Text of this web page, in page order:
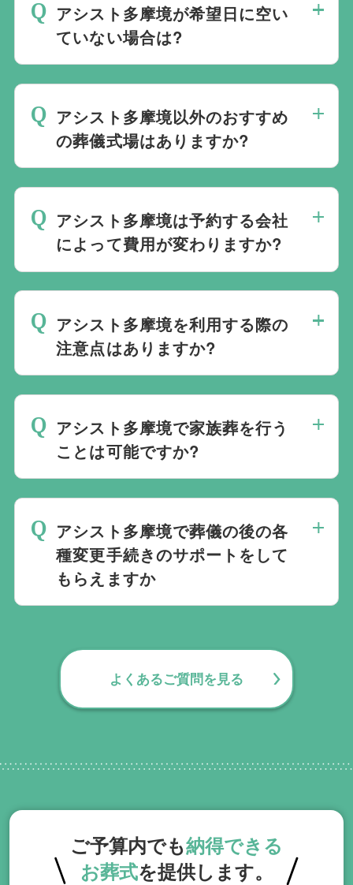
ご予約は葬儀社を通じたお手続きが必要で
す。万が一の際は、当社むすびすにご連絡
ください。式場のご予約はもちろん、ご搬
送・ご安置・ご葬儀・葬儀後の各種手続き
まで、すべて一貫してお手伝いいたしま
す。
アシスト多摩境が希望日に空い
ていない場合は?
います。また、1都3県1220式場と提携し
ておりますので、葬儀を検討している地域
周辺の式場を無料でご案内することも可能
です。自社会館を持たないことで無理に自
社会館を勧めることなく柔軟にご提案がで
きます。
アシスト多摩境以外のおすすめ
の葬儀式場はありますか?
すすめの式場をご紹介させていただきま
す。また、式場でご葬儀気を行うのが一般
的ですが、どこで葬儀を行うかは多様化し
ており必ずしも式場を借りて行う必要はな
く、近年では自宅でご葬儀を行う自宅葬を
選ばれる方もいます。私たちは自宅でのご
ご希望がありましたら遠慮なくお申し付け
アシスト多摩境は予約する会社
によって費用が変わりますか?
儀会社から予約をしても式場利用料は同じ
です。
アシスト多摩境を利用する際の
注意点はありますか?
れる人数によって選んだ式場が適している
か注意しておくと良いです。当社の相談員
は斎場を熟知しておりますので、ご不安な
点がありましたらお気軽にご相談くださ
い。
アシスト多摩境で家族葬を行う
ことは可能ですか?
要望にお応えしております。
アシスト多摩境で葬儀の後の各
種変更手続きのサポートをして
もらえますか
の手続きとお答えになる方が70パーセント
以上でして、お客様が日常にお戻りいただ
くまでの期間、回数の制限なく、当社の専
よくあるご質問を見る
ご予算内でも納得できる
お葬式を提供します。